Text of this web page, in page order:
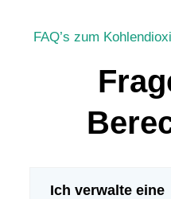
FAQ’s zum
Ich verwalte eine